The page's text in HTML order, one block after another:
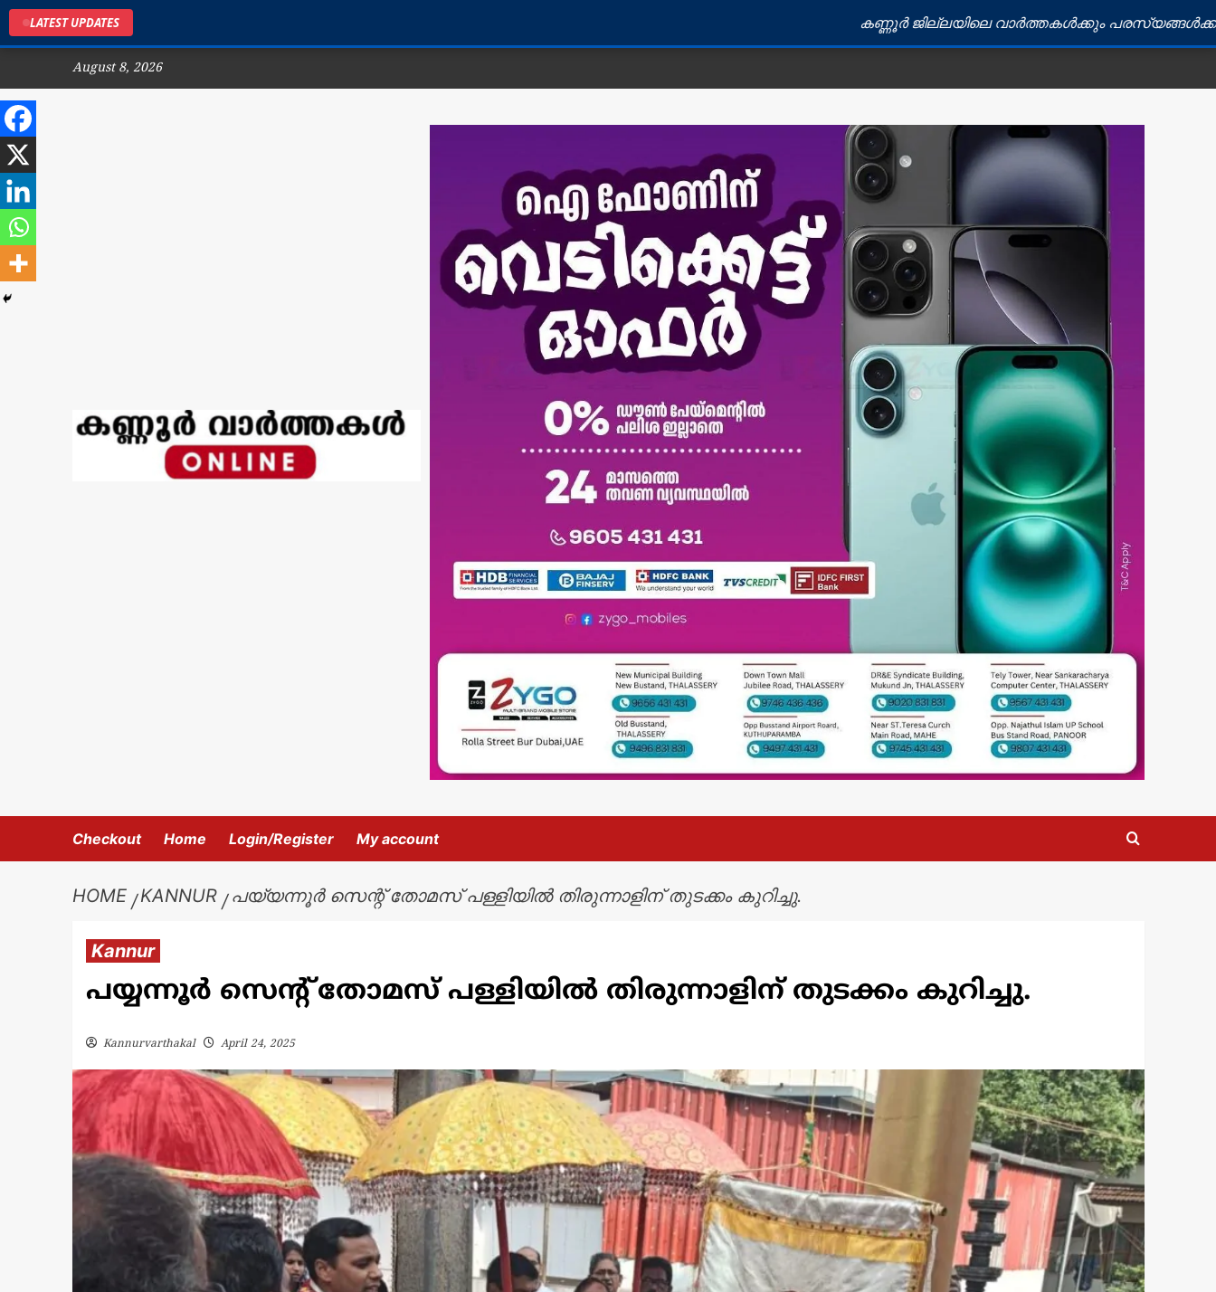
LATEST UPDATES കണ്ണൂർ ജില്ലയിലെ വാർത്തകൾക്കും പരസ്യങ്ങൾക്കും
August 8, 2026
Checkout Home Login/Register My account
HOME KANNUR പയ്യന്നൂർ സെന്റ് തോമസ് പള്ളിയിൽ തിരുന്നാളിന് തുടക്കം കുറിച്ചു.
Kannur
പയ്യന്നൂർ സെന്റ് തോമസ് പള്ളിയിൽ തിരുന്നാളിന് തുടക്കം കുറിച്ചു.
Kannurvarthakal April 24, 2025